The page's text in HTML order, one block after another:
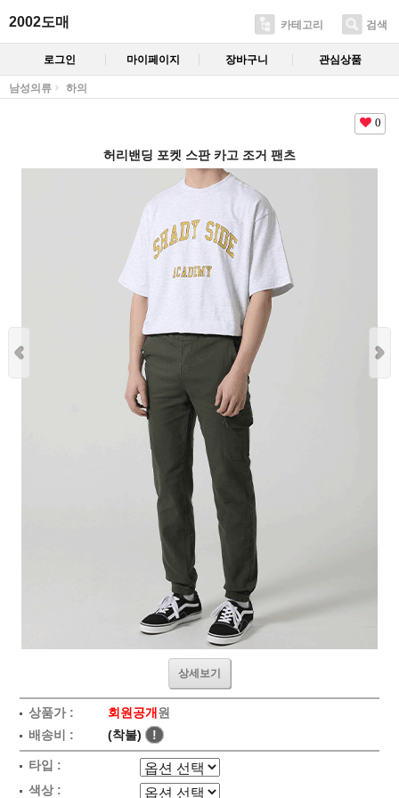
2002도매 카테고리 검색
로그인 마이페이지 장바구니 관심상품
남성의류 하의
0
허리밴딩 포켓 스판 카고 조거 팬츠
상세보기
상품가 : 회원공개원
배송비 :
(착불) !
타입 :
색상 :